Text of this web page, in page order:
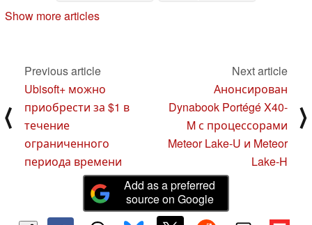
прогнозировалось
Show more articles
⟨
Previous article
Ubisoft+ можно
приобрести за $1 в
течение
ограниченного
периода времени
Next article
Анонсирован
Dynabook Portégé X40-
M с процессорами
Meteor Lake-U и Meteor
Lake-H
⟩
Add as a preferred
source on Google